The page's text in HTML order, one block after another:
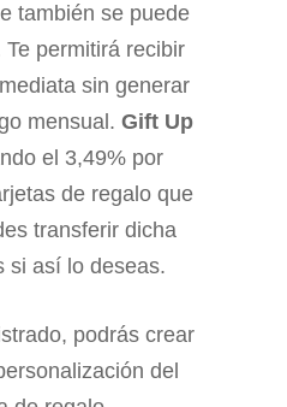
también se puede
permitirá recibir
sin generar
mensual. Gift Up
el 3,49% por
de regalo que
transferir dicha
si así lo deseas.
podrás crear
del